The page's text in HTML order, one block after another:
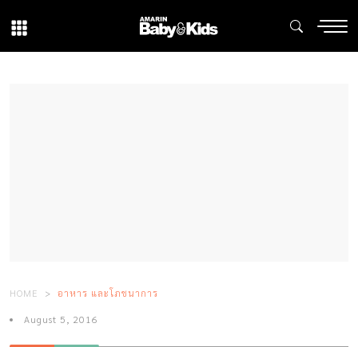
HOME อาหาร และโภชนาการ
August 5, 2016